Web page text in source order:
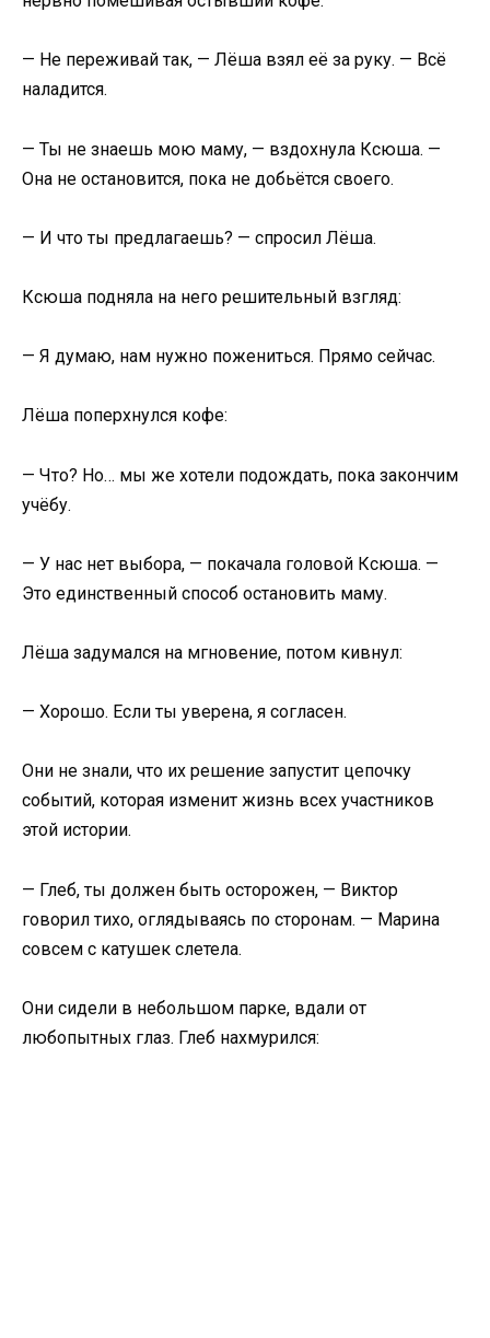
— Не переживай так, — Лёша взял её за руку. — Всё
наладится.
— Ты не знаешь мою маму, — вздохнула Ксюша. —
Она не остановится, пока не добьётся своего.
— И что ты предлагаешь? — спросил Лёша.
Ксюша подняла на него решительный взгляд:
— Я думаю, нам нужно пожениться. Прямо сейчас.
Лёша поперхнулся кофе:
— Что? Но… мы же хотели подождать, пока закончим
учёбу.
— У нас нет выбора, — покачала головой Ксюша. —
Это единственный способ остановить маму.
Лёша задумался на мгновение, потом кивнул:
— Хорошо. Если ты уверена, я согласен.
Они не знали, что их решение запустит цепочку
событий, которая изменит жизнь всех участников
этой истории.
— Глеб, ты должен быть осторожен, — Виктор
говорил тихо, оглядываясь по сторонам. — Марина
совсем с катушек слетела.
Они сидели в небольшом парке, вдали от
любопытных глаз. Глеб нахмурился: